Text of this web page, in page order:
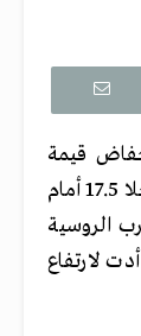
قيمة
الجنيه المصري أمام العملات الأجنبية، مسجلا 17.5 أمام
الروسية
لارتفاع